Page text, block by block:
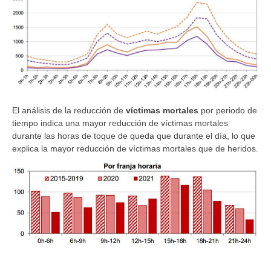
El análisis de la reducción de víctimas mortales por periodo de
tiempo indica una mayor reducción de víctimas mortales
durante las horas de toque de queda que durante el día, lo que
explica la mayor reducción de víctimas mortales que de heridos.